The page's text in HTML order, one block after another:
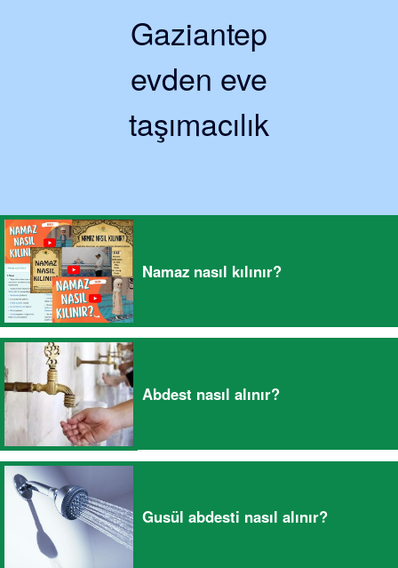
Gaziantep
evden eve
taşımacılık
Namaz nasıl kılınır?
Abdest nasıl alınır?
Gusül abdesti nasıl alınır?